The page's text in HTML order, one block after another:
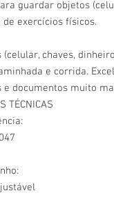
guardar objetos
exercícios físicos.
chaves,
e corrida.
documentos muito
TÉCNICAS